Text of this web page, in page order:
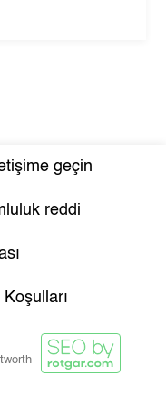
geçin
reddi
Koşulları